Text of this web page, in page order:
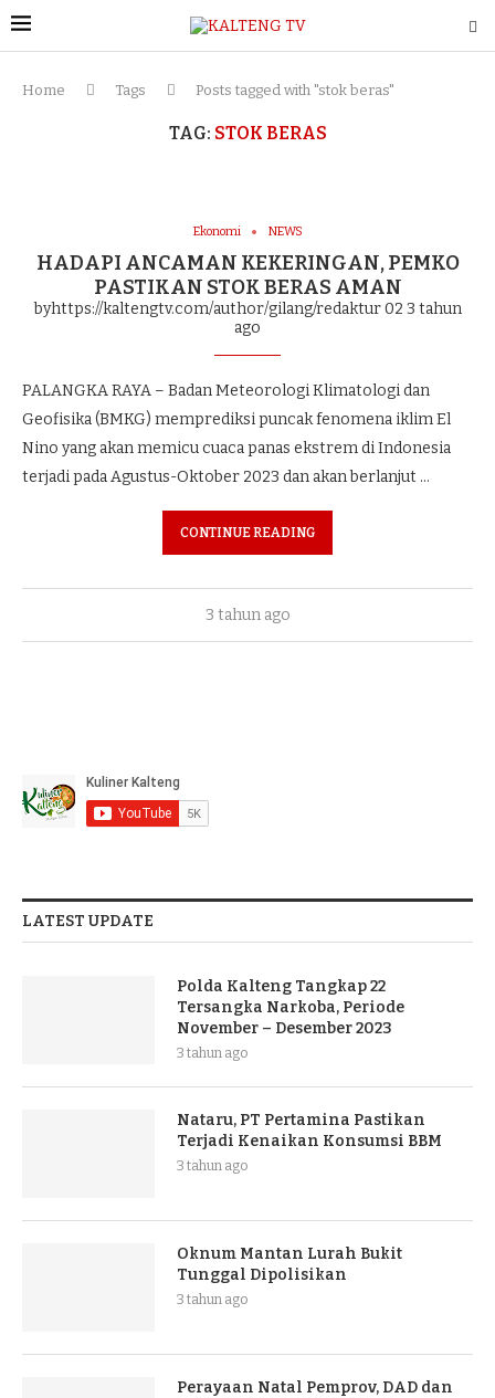
Home Tags Posts tagged with "stok beras"
TAG: STOK BERAS
Ekonomi NEWS
HADAPI ANCAMAN KEKERINGAN, PEMKO
PASTIKAN STOK BERAS AMAN
byhttps://kaltengtv.com/author/gilang/redaktur 02 3 tahun
ago
PALANGKA RAYA – Badan Meteorologi Klimatologi dan
Geofisika (BMKG) memprediksi puncak fenomena iklim El
Nino yang akan memicu cuaca panas ekstrem di Indonesia
terjadi pada Agustus-Oktober 2023 dan akan berlanjut …
CONTINUE READING
3 tahun ago
LATEST UPDATE
Polda Kalteng Tangkap 22
Tersangka Narkoba, Periode
November – Desember 2023
3 tahun ago
Nataru, PT Pertamina Pastikan
Terjadi Kenaikan Konsumsi BBM
3 tahun ago
Oknum Mantan Lurah Bukit
Tunggal Dipolisikan
3 tahun ago
Perayaan Natal Pemprov, DAD dan